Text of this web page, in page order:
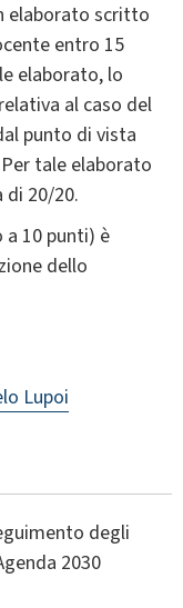
elaborato scritto
entro 15
elaborato, lo
al caso del
punto di vista
tale elaborato
di 20/20.
10 punti) è
dello
Lupoi
degli
2030